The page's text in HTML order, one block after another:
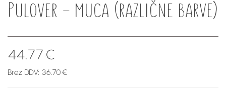
Pulover - muca (različne barve)
44.77€
Brez DDV: 36.70€